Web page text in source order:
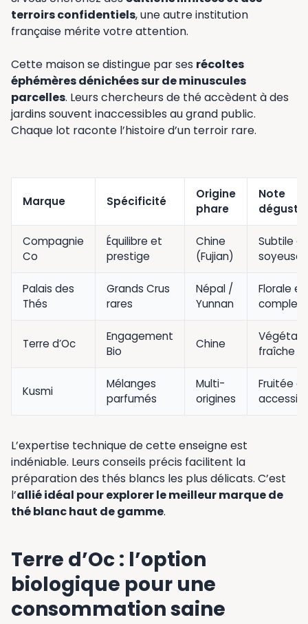
terroirs confidentiels, une autre institution
française mérite votre attention.
Cette maison se distingue par ses récoltes
éphémères dénichées sur de minuscules
parcelles. Leurs chercheurs de thé accèdent à des
jardins souvent inaccessibles au grand public.
Chaque lot raconte l’histoire d’un terroir rare.
Marque Spécificité
Origine
phare
Note
Compagnie
Co
Équilibre et
prestige
Chine
(Fujian)
Subtile et
soyeuse
Palais des
Thés
Grands Crus
rares
Népal /
Yunnan
Florale et
Terre d’Oc
Engagement
Bio
Chine
fraîche
Kusmi
Mélanges
parfumés
Multi-
origines
Fruitée et
L’expertise technique de cette enseigne est
indéniable. Leurs conseils précis facilitent la
préparation des thés blancs les plus délicats. C’est
l’allié idéal pour explorer le meilleur marque de
thé blanc haut de gamme.
Terre d’Oc : l’option
biologique pour une
consommation saine